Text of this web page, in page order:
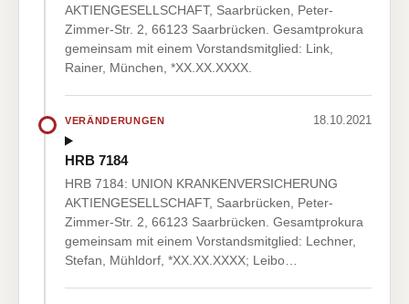
AKTIENGESELLSCHAFT, Saarbrücken, Peter-
Zimmer-Str. 2, 66123 Saarbrücken. Gesamtprokura
gemeinsam mit einem Vorstandsmitglied: Link,
Rainer, München, *XX.XX.XXXX.
VERÄNDERUNGEN 18.10.2021
HRB 7184
HRB 7184: UNION KRANKENVERSICHERUNG
AKTIENGESELLSCHAFT, Saarbrücken, Peter-
Zimmer-Str. 2, 66123 Saarbrücken. Gesamtprokura
gemeinsam mit einem Vorstandsmitglied: Lechner,
Stefan, Mühldorf, *XX.XX.XXXX; Leibo…